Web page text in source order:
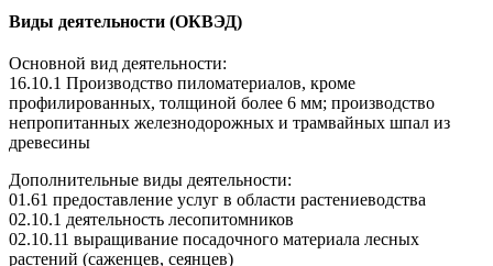
Виды деятельности (ОКВЭД)
Основной вид деятельности:
16.10.1 Производство пиломатериалов, кроме
профилированных, толщиной более 6 мм; производство
непропитанных железнодорожных и трамвайных шпал из
древесины
Дополнительные виды деятельности:
01.61 предоставление услуг в области растениеводства
02.10.1 деятельность лесопитомников
02.10.11 выращивание посадочного материала лесных
растений (саженцев, сеянцев)